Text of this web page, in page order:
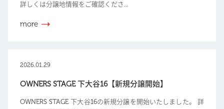
詳しくは分譲地情報をご確認くださ...
more
2026.01.29
OWNERS STAGE 下大谷16【新規分譲開始】
OWNERS STAGE 下大谷16の新規分譲を開始いたしました。 詳